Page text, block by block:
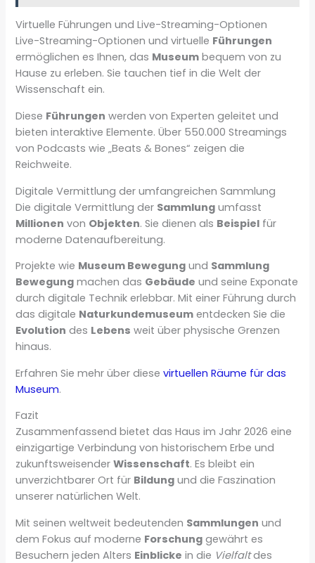
Virtuelle Führungen und Live-Streaming-Optionen
Live-Streaming-Optionen und virtuelle Führungen
ermöglichen es Ihnen, das Museum bequem von zu
Hause zu erleben. Sie tauchen tief in die Welt der
Wissenschaft ein.
Diese Führungen werden von Experten geleitet und
bieten interaktive Elemente. Über 550.000 Streamings
von Podcasts wie „Beats & Bones“ zeigen die
Reichweite.
Digitale Vermittlung der umfangreichen Sammlung
Die digitale Vermittlung der Sammlung umfasst
Millionen von Objekten. Sie dienen als Beispiel für
moderne Datenaufbereitung.
Projekte wie Museum Bewegung und Sammlung
Bewegung machen das Gebäude und seine Exponate
durch digitale Technik erlebbar. Mit einer Führung durch
das digitale Naturkundemuseum entdecken Sie die
Evolution des Lebens weit über physische Grenzen
hinaus.
Erfahren Sie mehr über diesevirtuellen Räume für das
Museum.
Fazit
Zusammenfassend bietet das Haus im Jahr 2026 eine
einzigartige Verbindung von historischem Erbe und
zukunftsweisenderWissenschaft. Es bleibt ein
unverzichtbarer Ort für Bildung und die Faszination
unserer natürlichen Welt.
Mit seinen weltweit bedeutenden Sammlungen und
dem Fokus auf moderne Forschung gewährt es
Besuchern jeden Alters Einblicke in die Vielfaltdes